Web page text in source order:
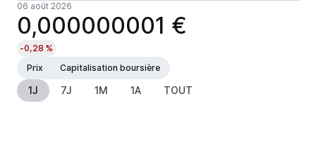
06 août 2026
0,000000001 €
-0,28 %
Prix
Capitalisation boursière
1J 7J 1M 1A TOUT